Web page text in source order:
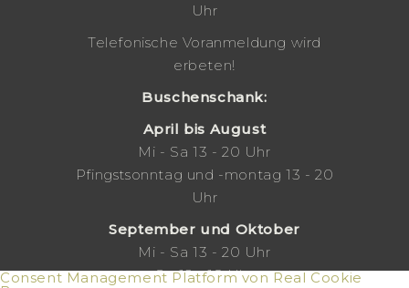
Uhr
Telefonische Voranmeldung wird
erbeten!
Buschenschank:
April bis August
Mi - Sa 13 - 20 Uhr
Pfingstsonntag und -montag 13 - 20
Uhr
September und Oktober
Mi - Sa 13 - 20 Uhr
So 12 - 18 Uhr
Consent Management Platform von Real Cookie